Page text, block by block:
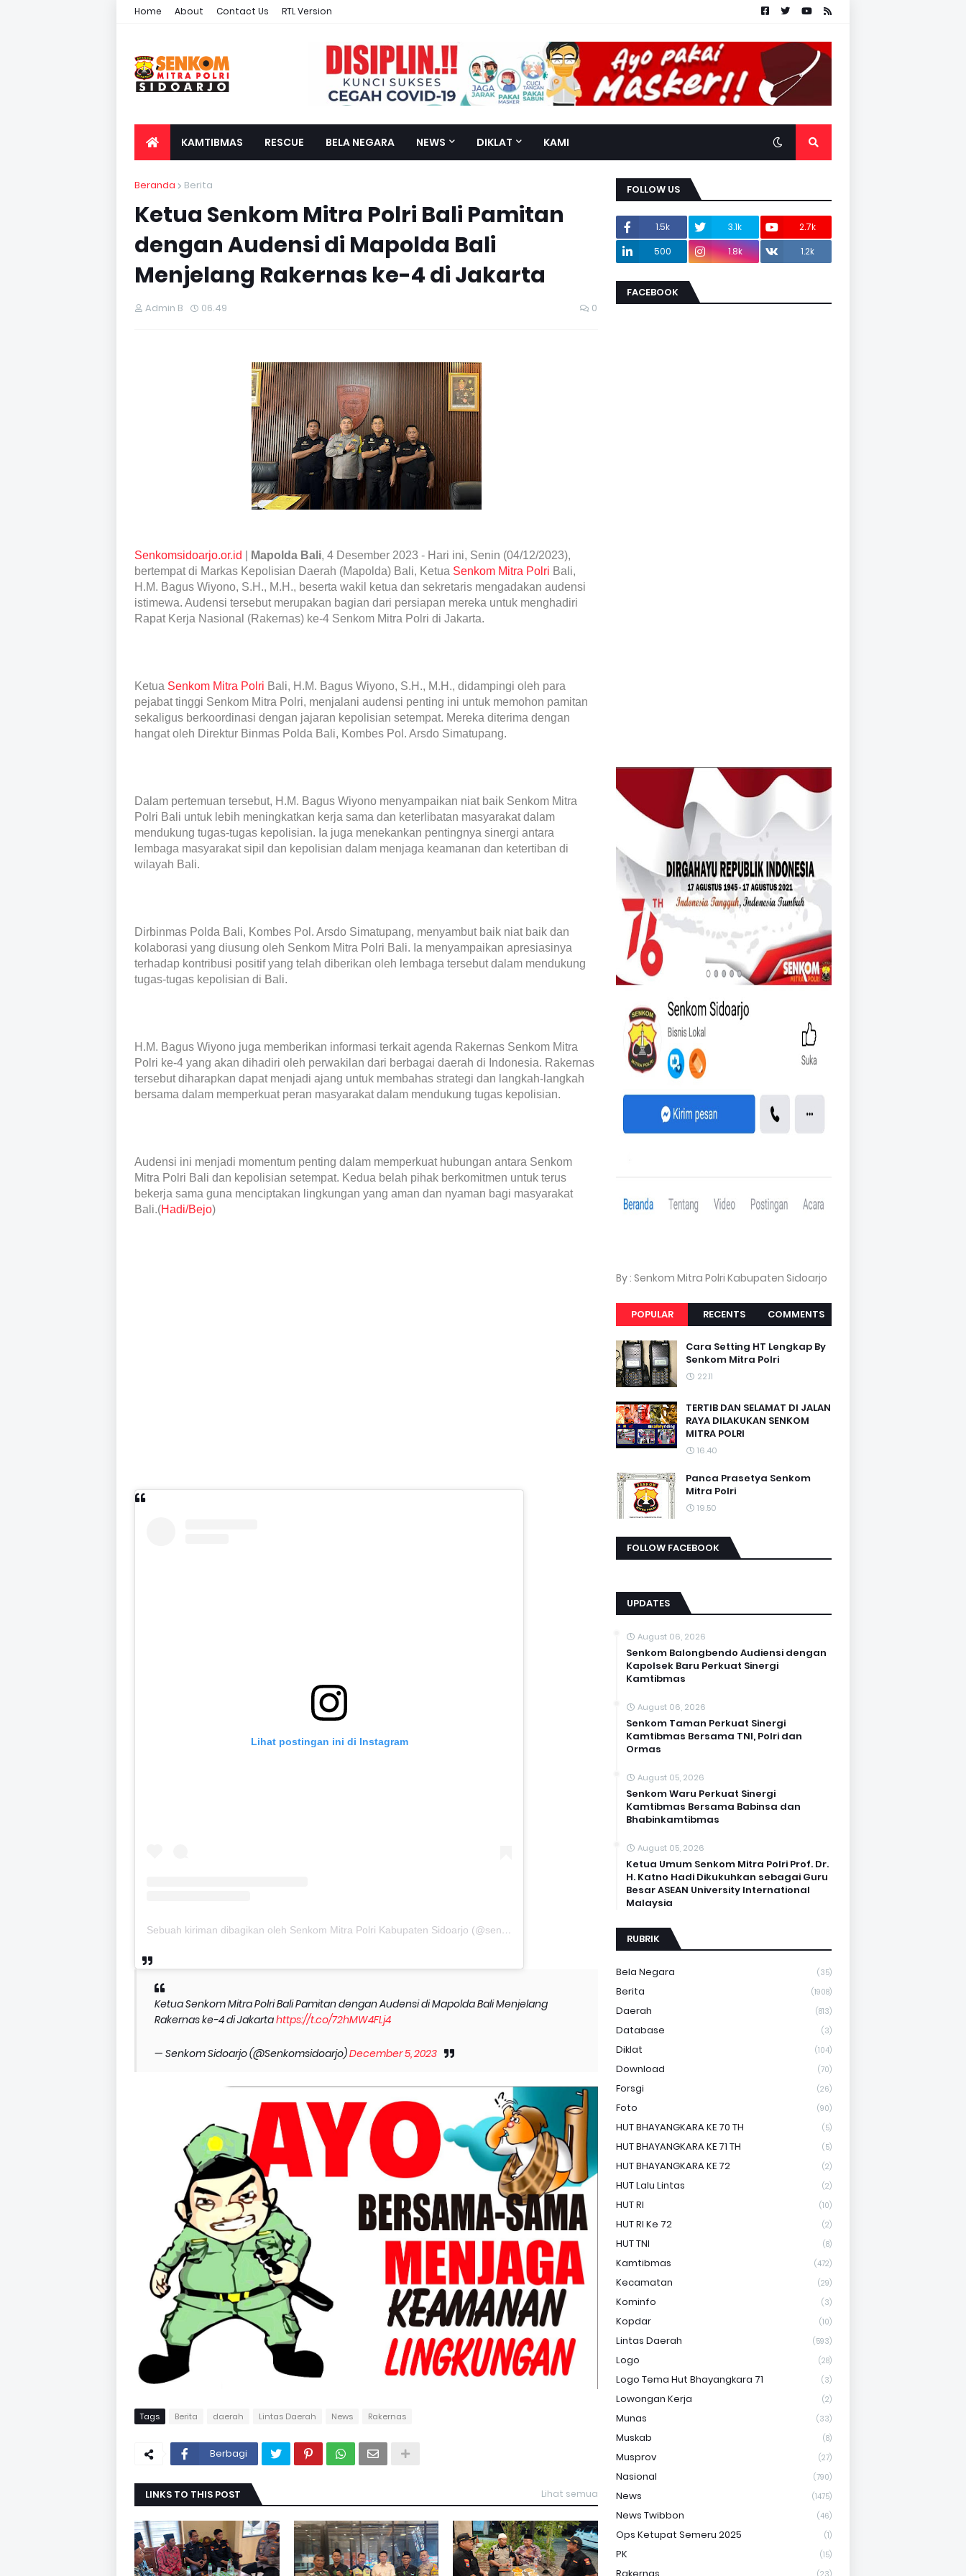
Home About Contact Us RTL Version
KAMTIBMAS RESCUE BELA NEGARA NEWS DIKLAT KAMI
Beranda Berita
Ketua Senkom Mitra Polri Bali Pamitan
dengan Audensi di Mapolda Bali
Menjelang Rakernas ke-4 di Jakarta
Admin B 06.49 0
Senkomsidoarjo.or.id Mapolda Bali, 4 Desember 2023 - Hari ini, Senin (04/12/2023),
bertempat di Markas Kepolisian Daerah (Mapolda) Bali, Ketua Senkom Mitra Polri Bali,
H.M. Bagus Wiyono, S.H., M.H., beserta wakil ketua dan sekretaris mengadakan audensi
istimewa. Audensi tersebut merupakan bagian dari persiapan mereka untuk menghadiri
Rapat Kerja Nasional (Rakernas) ke-4 Senkom Mitra Polri di Jakarta.
Ketua Senkom Mitra Polri Bali, H.M. Bagus Wiyono, S.H., M.H., didampingi oleh para
pejabat tinggi Senkom Mitra Polri, menjalani audensi penting ini untuk memohon pamitan
sekaligus berkoordinasi dengan jajaran kepolisian setempat. Mereka diterima dengan
hangat oleh Direktur Binmas Polda Bali, Kombes Pol. Arsdo Simatupang.
Dalam pertemuan tersebut, H.M. Bagus Wiyono menyampaikan niat baik Senkom Mitra
Polri Bali untuk lebih meningkatkan kerja sama dan keterlibatan masyarakat dalam
mendukung tugas-tugas kepolisian. Ia juga menekankan pentingnya sinergi antara
lembaga masyarakat sipil dan kepolisian dalam menjaga keamanan dan ketertiban di
wilayah Bali.
Dirbinmas Polda Bali, Kombes Pol. Arsdo Simatupang, menyambut baik niat baik dan
kolaborasi yang diusung oleh Senkom Mitra Polri Bali. Ia menyampaikan apresiasinya
terhadap kontribusi positif yang telah diberikan oleh lembaga tersebut dalam mendukung
tugas-tugas kepolisian di Bali.
H.M. Bagus Wiyono juga memberikan informasi terkait agenda Rakernas Senkom Mitra
Polri ke-4 yang akan dihadiri oleh perwakilan dari berbagai daerah di Indonesia. Rakernas
tersebut diharapkan dapat menjadi ajang untuk membahas strategi dan langkah-langkah
bersama dalam memperkuat peran masyarakat dalam mendukung tugas kepolisian.
Audensi ini menjadi momentum penting dalam memperkuat hubungan antara Senkom
Mitra Polri Bali dan kepolisian setempat. Kedua belah pihak berkomitmen untuk terus
bekerja sama guna menciptakan lingkungan yang aman dan nyaman bagi masyarakat
Bali.(Hadi/Bejo)
Lihat postingan ini di Instagram
Sebuah kiriman dibagikan oleh Senkom Mitra Polri Kabupaten Sidoarjo (@senkom_sidoarjo)
Ketua Senkom Mitra Polri Bali Pamitan dengan Audensi di Mapolda Bali Menjelang
Rakernas ke-4 di Jakartahttps://t.co/72hMW4FLj4
— Senkom Sidoarjo (@Senkomsidoarjo)December 5, 2023
Tags Berita daerah Lintas Daerah News Rakernas
Berbagi
LINKS TO THIS POST Lihat semua
FOLLOW US
1.5k 3.1k
2.7k
500
1.8k 1.2k
FACEBOOK
By : Senkom Mitra Polri Kabupaten Sidoarjo
POPULAR RECENTS COMMENTS
Cara Setting HT Lengkap By
Senkom Mitra Polri
22.11
TERTIB DAN SELAMAT DI JALAN
RAYA DILAKUKAN SENKOM
MITRA POLRI
16.40
Panca Prasetya Senkom
Mitra Polri
19.50
FOLLOW FACEBOOK
UPDATES
August 06, 2026
Senkom Balongbendo Audiensi dengan
Kapolsek Baru Perkuat Sinergi
Kamtibmas
August 06, 2026
Senkom Taman Perkuat Sinergi
Kamtibmas Bersama TNI, Polri dan
Ormas
August 05, 2026
Senkom Waru Perkuat Sinergi
Kamtibmas Bersama Babinsa dan
Bhabinkamtibmas
August 05, 2026
Ketua Umum Senkom Mitra Polri Prof. Dr.
H. Katno Hadi Dikukuhkan sebagai Guru
Besar ASEAN University International
Malaysia
RUBRIK
Bela Negara (35)
Berita (1908)
Daerah (813)
Database (3)
Diklat (104)
Download (70)
Forsgi (26)
Foto (90)
HUT BHAYANGKARA KE 70 TH (5)
HUT BHAYANGKARA KE 71 TH (5)
HUT BHAYANGKARA KE 72 (2)
HUT Lalu Lintas (2)
HUT RI (10)
HUT RI Ke 72 (2)
HUT TNI (8)
Kamtibmas (472)
Kecamatan (29)
Kominfo (3)
Kopdar (10)
Lintas Daerah (593)
Logo (28)
Logo Tema Hut Bhayangkara 71 (3)
Lowongan Kerja (2)
Munas (33)
Muskab (8)
Musprov (27)
Nasional (790)
News (1475)
News Twibbon (46)
Ops Ketupat Semeru 2025 (1)
PK (15)